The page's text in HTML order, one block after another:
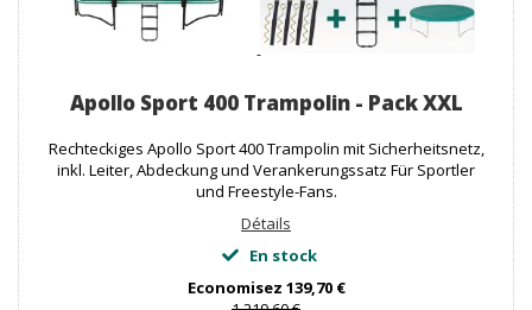
Apollo Sport 400 Trampolin - Pack XXL
Rechteckiges Apollo Sport 400 Trampolin mit Sicherheitsnetz,
inkl. Leiter, Abdeckung und Verankerungssatz Für Sportler
und Freestyle-Fans.
Détails
En stock
Economisez 139,70 €